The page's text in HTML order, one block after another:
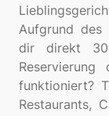
Aufgrund des
dir direkt
funktioniert?
Restaurants,